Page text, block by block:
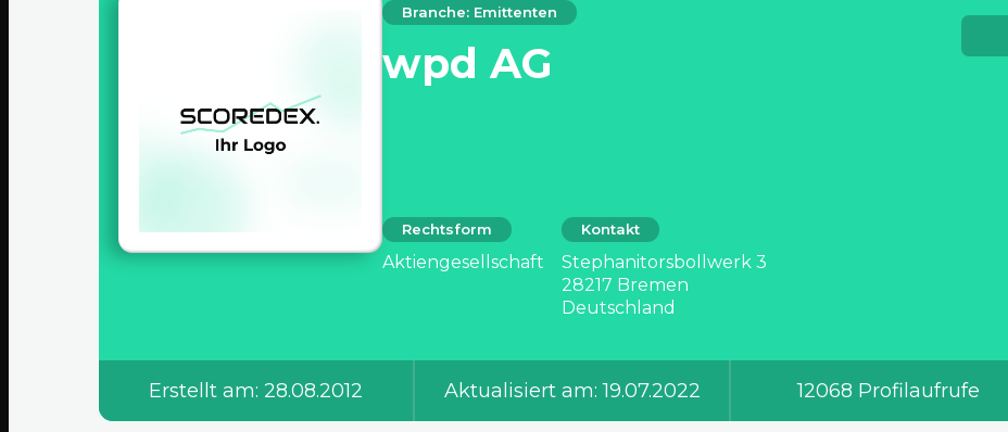
Branche: Emittenten
wpd AG
Rechtsform
Aktiengesellschaft
Kontakt
Stephanitorsbollwerk 3
28217 Bremen
Deutschland
Erstellt am: 28.08.2012 Aktualisiert am: 19.07.2022 12068 Profilaufrufe